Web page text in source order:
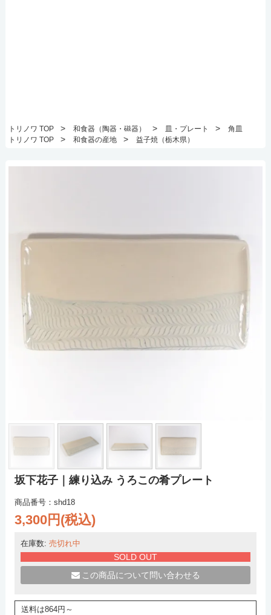
トリノワ TOP > 和食器（陶器・磁器） > 皿・プレート >
角皿
トリノワ TOP
> 和食器の産地 > 益子焼（栃木県）
坂下花子｜練り込み うろこの肴プレート
商品番号：shd18
3,300円(税込)
在庫数: 売切れ中
SOLD OUT
この商品について問い合わせる
送料は864円～